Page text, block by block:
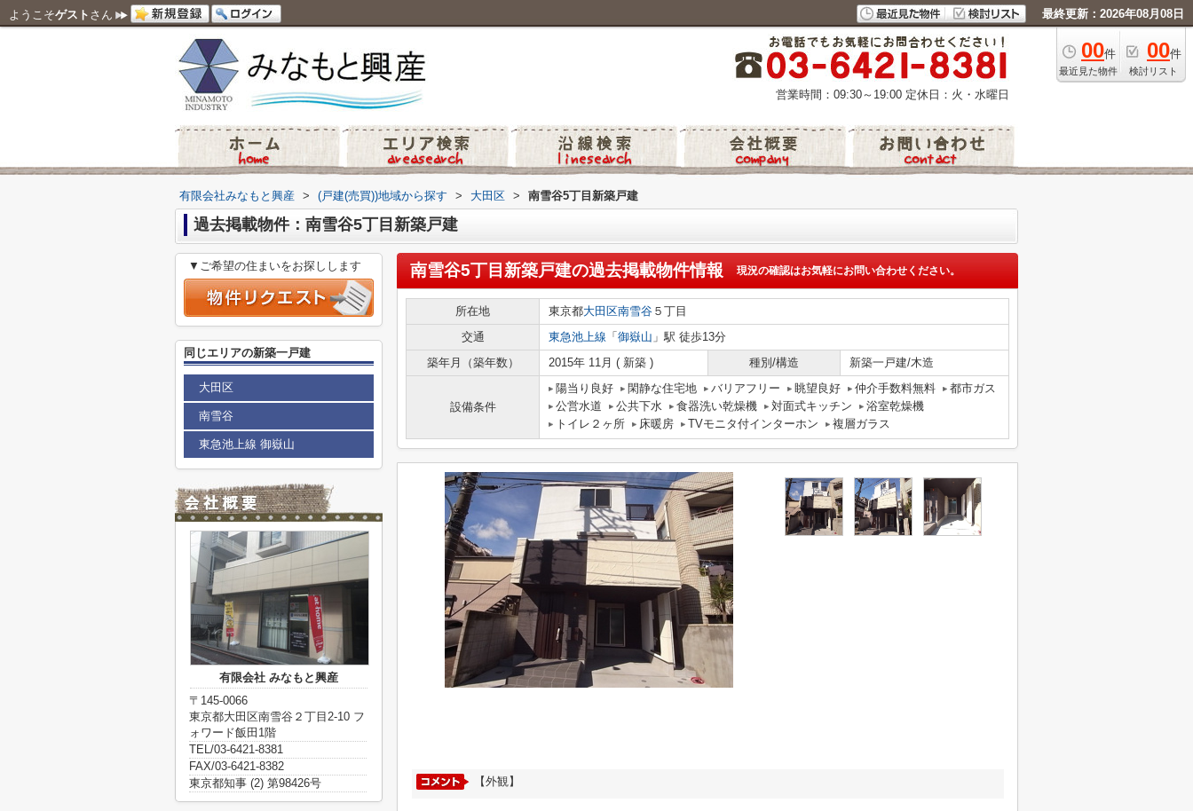
ようこそゲスト さん 最終更新：2026年08月08日
00件
最近見た物件
00件
検討リスト
営業時間：09:30～19:00 定休日：火・水曜日
有限会社みなもと興産 > (戸建(売買))地域から探す > 大田区 > 南雪谷5丁目新築戸建
過去掲載物件：南雪谷5丁目新築戸建
南雪谷5丁目新築戸建の過去掲載物件情報 現況の確認はお気軽にお問い合わせください。
所在地 東京都大田区南雪谷 ５丁目
交通
東急池上線 「 御嶽山 」駅 徒歩13分
築年月（築年数）
2015年 11月 ( 新築 ) 種別/構造 新築一戸建/木造
設備条件
陽当り良好 閑静な住宅地 バリアフリー 眺望良好 仲介手数料無料
都市ガス
公営水道
公共下水 食器洗い乾燥機 対面式キッチン
浴室乾燥機
トイレ２ヶ所
床暖房 TVモニタ付インターホン 複層ガラス
【外観】
▼ご希望の住まいをお探しします
同じエリアの新築一戸建
大田区
南雪谷
東急池上線 御嶽山
有限会社 みなもと興産
〒145-0066
東京都大田区南雪谷２丁目2-10 フ
ォワード飯田1階
TEL/03-6421-8381
FAX/03-6421-8382
東京都知事 (2) 第98426号